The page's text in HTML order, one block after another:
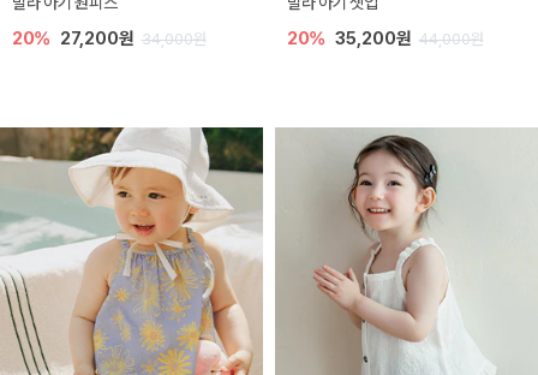
20% 27,200원 34,000원 20% 35,200원 44,000원